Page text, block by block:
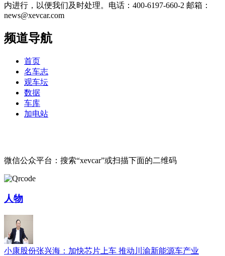
内进行，以便我们及时处理。电话：400-6197-660-2 邮箱：
news@xevcar.com
频道导航
首页
名车志
观车坛
数据
车库
加电站
微信公众平台：搜索“xevcar”或扫描下面的二维码
人物
小康股份张兴海：加快芯片上车 推动川渝新能源车产业